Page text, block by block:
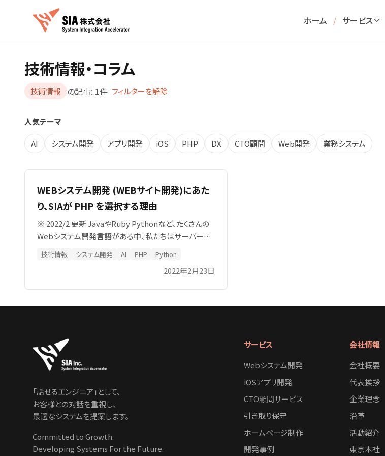
ホーム / サービス
技術情報・コラム
技術情報 の記事: 1件 フィルターを解除
人気テーマ
AI システム開発 アプリ開発 iOS PHP DX CTO顧問 Web開発 業務システム
WEBシステム開発 (WEBサイト開発)にあた
り、SIAが PHP を選択する理由
※ 2022/2 更新 JavaやRuby Pythonなど、たくさんの
Webシステム開発言語がある中、私たちはサーバーサ
す。 ある方は言います。PHPは過去のモノだと。
技術情報 システム開発 AI PHP Python
2022年2月23日
「話せるエンジニア」として、
お客様との対話を重視し、
最適なシステムを提案します。
Committed to Growth.
Developing Systems For the Future.
サービス
Webシステム開発
iOSアプリ開発
CTO顧問サービス
引き取り保守
ホームページ制作
開発事例
会社情報
会社概要
代表挨拶
企業理念
沿革
活動紹介
東京本社